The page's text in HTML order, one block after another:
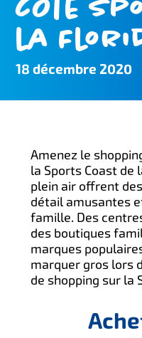
côte
la
18 décembre 2020
Amenez le
la Sports Coast de
plein air offrent
détail amusantes
famille. Des
des boutiques
marques
marquer gros lors
de shopping sur la